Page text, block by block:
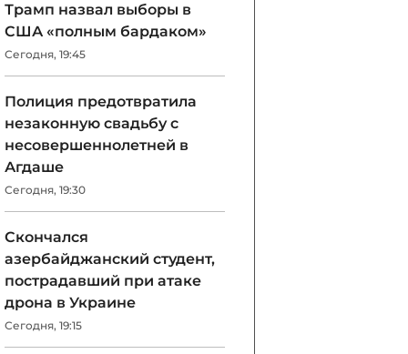
Трамп назвал выборы в
США «полным бардаком»
Сегодня, 19:45
Полиция предотвратила
незаконную свадьбу с
несовершеннолетней в
Агдаше
Сегодня, 19:30
Скончался
азербайджанский студент,
пострадавший при атаке
дрона в Украине
Сегодня, 19:15